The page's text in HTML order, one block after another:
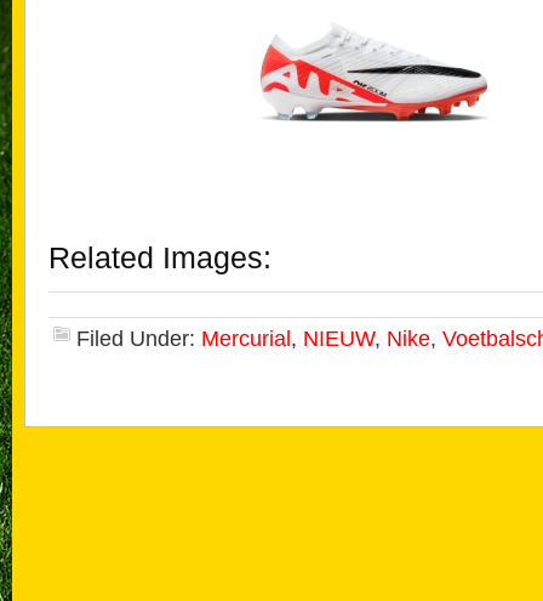
Related Images:
Filed Under: Mercurial , NIEUW, Nike,